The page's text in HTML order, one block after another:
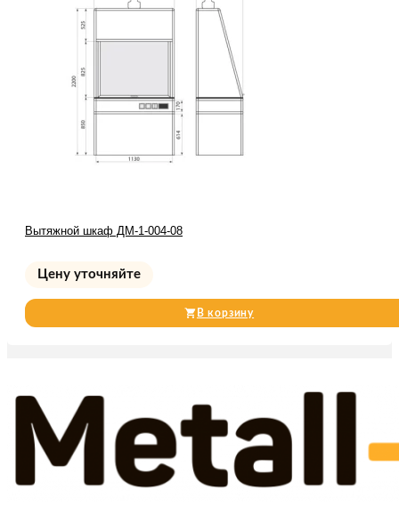
Вытяжной шкаф ДМ-1-004-08
Цену уточняйте
В корзину